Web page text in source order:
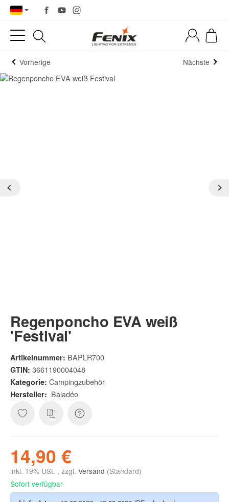
Vorherige Nächste
Regenponcho EVA weiß
'Festival'
Artikelnummer: BAPLR700
GTIN: 3661190004048
Kategorie: Campingzubehör
Hersteller: Baladéo
14,90 €
inkl. 19% USt. , zzgl. Versand (Standard)
Sofort verfügbar